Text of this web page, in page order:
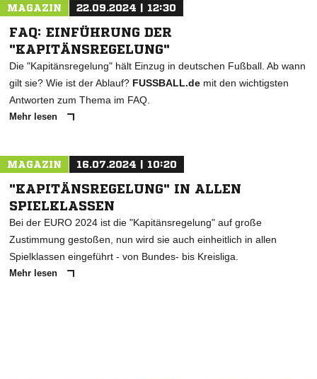
MAGAZIN 22.09.2024 | 12:30
FAQ: EINFÜHRUNG DER
"KAPITÄNSREGELUNG"
Die "Kapitänsregelung" hält Einzug in deutschen Fußball. Ab wann
gilt sie? Wie ist der Ablauf? FUSSBALL.de mit den wichtigsten
Antworten zum Thema im FAQ.
Mehr lesen
MAGAZIN 16.07.2024 | 10:20
"KAPITÄNSREGELUNG" IN ALLEN
SPIELKLASSEN
Bei der EURO 2024 ist die "Kapitänsregelung" auf große
Zustimmung gestoßen, nun wird sie auch einheitlich in allen
Spielklassen eingeführt - von Bundes- bis Kreisliga.
Mehr lesen